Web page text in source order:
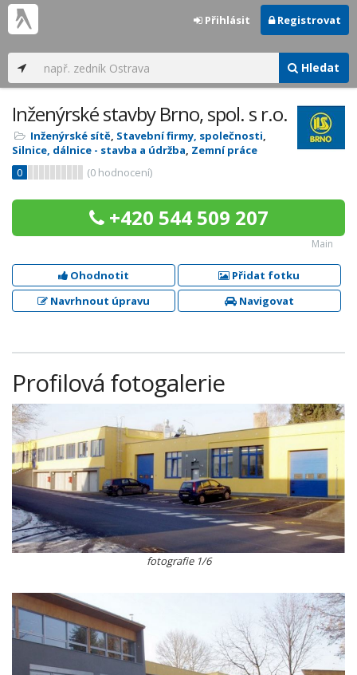
Hledat
Přihlásit Registrovat
Inženýrské stavby Brno, spol. s r.o.
Inženýrské sítě, Stavební firmy, společnosti,
Silnice, dálnice - stavba a údržba, Zemní práce
0
(0 hodnocení)
+420 544 509 207
Main
Ohodnotit
Přidat fotku
Navrhnout úpravu
Navigovat
Profilová fotogalerie
fotografie 1/6